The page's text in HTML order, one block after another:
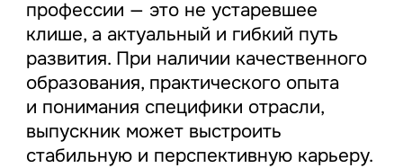
профессии — это не устаревшее
клише, а актуальный и гибкий путь
развития. При наличии качественного
образования, практического опыта
и понимания специфики отрасли,
выпускник может выстроить
стабильную и перспективную карьеру.